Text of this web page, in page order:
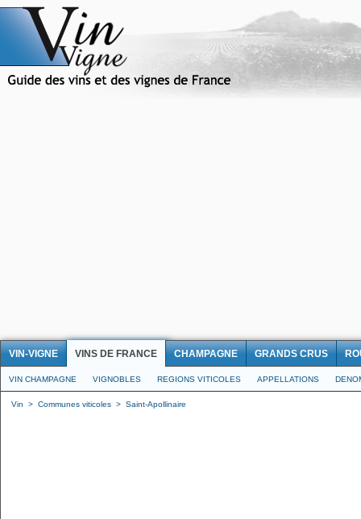
VIN-VIGNE VINS DE FRANCE CHAMPAGNE GRANDS CRUS
VIN CHAMPAGNE VIGNOBLES REGIONS VITICOLES APPELLATIONS
Vin > Communes viticoles > Saint-Apollinaire